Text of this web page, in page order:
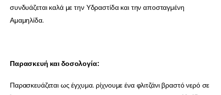
συνδυάζεται καλά με την Υδραστίδα και την αποσταγμένη
Αμαμηλίδα.
Παρασκευή και δοσολογία:
Παρασκευάζεται ως έγχυμα. ρίχνουμε ένα φλιτζάνι βραστό νερό σε